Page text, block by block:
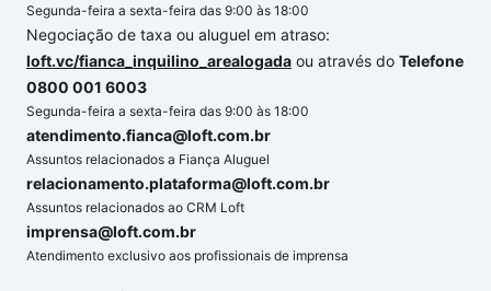
Segunda-feira a sexta-feira das 9:00 às 18:00
Negociação de taxa ou aluguel em atraso:
loft.vc/fianca_inquilino_arealogada ou através do Telefone
0800 001 6003
Segunda-feira a sexta-feira das 9:00 às 18:00
atendimento.fianca@loft.com.br
Assuntos relacionados a Fiança Aluguel
relacionamento.plataforma@loft.com.br
Assuntos relacionados ao CRM Loft
imprensa@loft.com.br
Atendimento exclusivo aos profissionais de imprensa